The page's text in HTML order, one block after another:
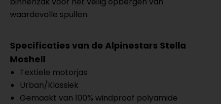
waardevolle spullen.
Specificaties van de Alpinestars Stella
Moshell
Textiele motorjas
Urban/Klassiek
Gemaakt van 100% windproof polyamide